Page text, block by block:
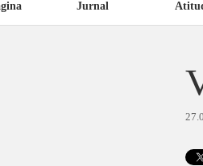
Jurnal